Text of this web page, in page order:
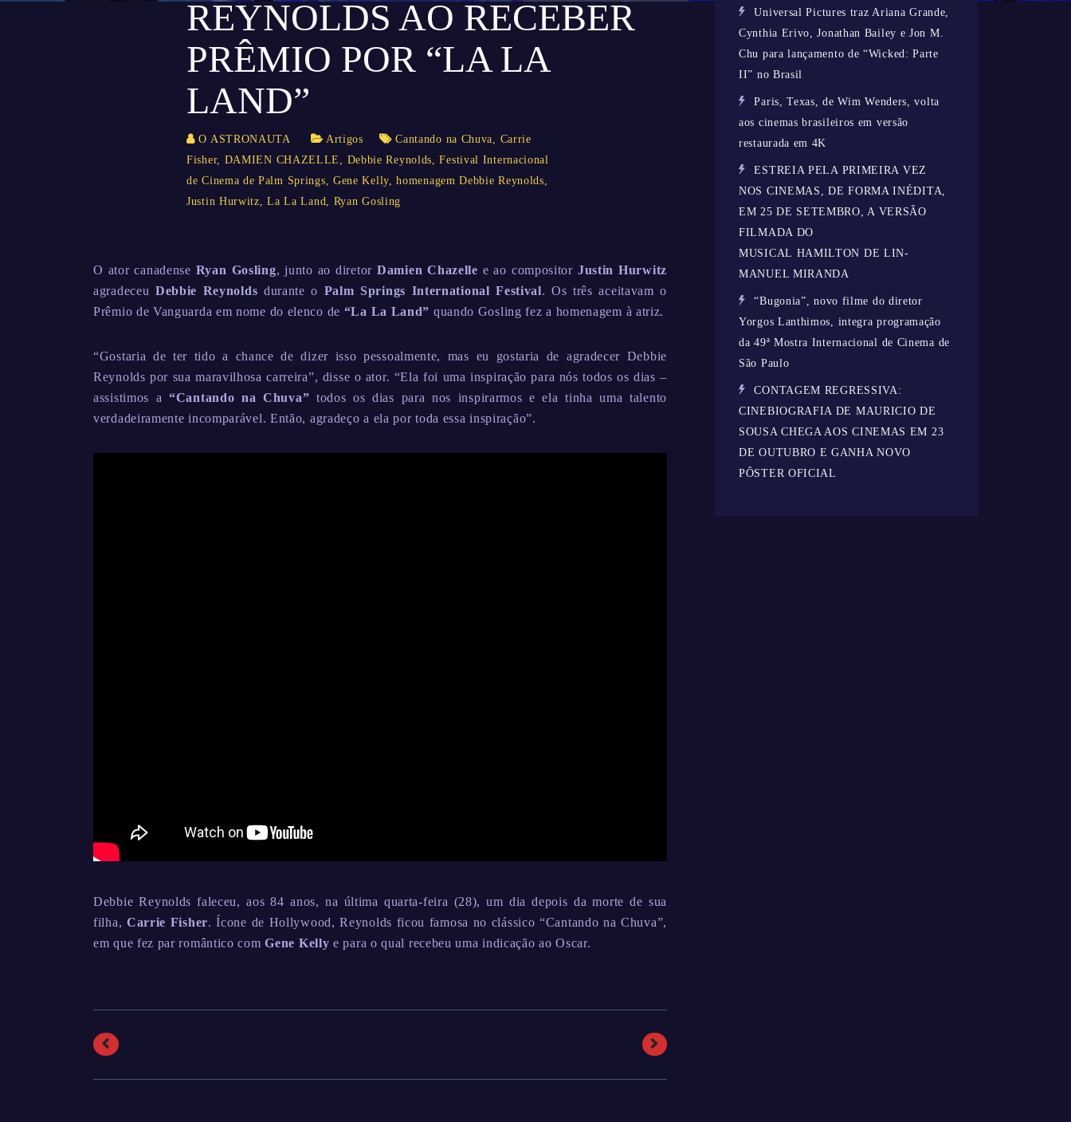
REYNOLDS AO RECEBER
PRÊMIO POR “LA LA
LAND”
O ASTRONAUTA Artigos Cantando na Chuva, Carrie
Fisher, DAMIEN CHAZELLE , Debbie Reynolds,Festival Internacional
de Cinema de Palm Springs, Gene Kelly,homenagem Debbie Reynolds,
Justin Hurwitz,La La Land, Ryan Gosling
O ator canadense Ryan Gosling, junto ao diretor Damien Chazelle e ao compositor Justin Hurwitz
agradeceu Debbie Reynolds durante o Palm Springs International Festival. Os três aceitavam o
Prêmio de Vanguarda em nome do elenco de “La La Land” quando Gosling fez a homenagem à atriz.
“Gostaria de ter tido a chance de dizer isso pessoalmente, mas eu gostaria de agradecer Debbie
Reynolds por sua maravilhosa carreira”, disse o ator. “Ela foi uma inspiração para nós todos os dias –
assistimos a“Cantando na Chuva” todos os dias para nos inspirarmos e ela tinha uma talento
verdadeiramente incomparável. Então, agradeço a ela por toda essa inspiração”.
Debbie Reynolds faleceu, aos 84 anos, na última quarta-feira (28), um dia depois da morte de sua
filha, Carrie Fisher. Ícone de Hollywood, Reynolds ficou famosa no clássico “Cantando na Chuva”,
em que fez par romântico comGene Kelly e para o qual recebeu uma indicação ao Oscar.
Universal Pictures traz Ariana Grande,
Cynthia Erivo, Jonathan Bailey e Jon M.
Chu para lançamento de “Wicked: Parte
II” no Brasil
Paris, Texas, de Wim Wenders, volta
aos cinemas brasileiros em versão
restaurada em 4K
ESTREIA PELA PRIMEIRA VEZ
NOS CINEMAS, DE FORMA INÉDITA,
EM 25 DE SETEMBRO, A VERSÃO
FILMADA DO
MUSICAL HAMILTON DE LIN-
MANUEL MIRANDA
“Bugonia”, novo filme do diretor
Yorgos Lanthimos, integra programação
da 49ª Mostra Internacional de Cinema de
São Paulo
CONTAGEM REGRESSIVA:
CINEBIOGRAFIA DE MAURICIO DE
SOUSA CHEGA AOS CINEMAS EM 23
DE OUTUBRO E GANHA NOVO
PÔSTER OFICIAL